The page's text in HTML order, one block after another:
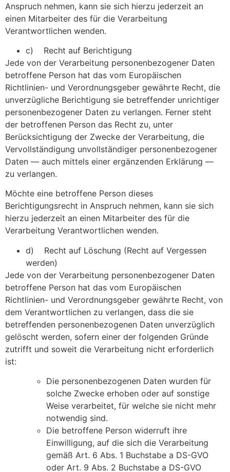
Anspruch nehmen, kann sie sich hierzu jederzeit an
einen Mitarbeiter des für die Verarbeitung
Verantwortlichen wenden.
c) Recht auf Berichtigung
Jede von der Verarbeitung personenbezogener Daten
betroffene Person hat das vom Europäischen
Richtlinien- und Verordnungsgeber gewährte Recht, die
unverzügliche Berichtigung sie betreffender unrichtiger
personenbezogener Daten zu verlangen. Ferner steht
der betroffenen Person das Recht zu, unter
Berücksichtigung der Zwecke der Verarbeitung, die
Vervollständigung unvollständiger personenbezogener
Daten — auch mittels einer ergänzenden Erklärung —
zu verlangen.
Möchte eine betroffene Person dieses
Berichtigungsrecht in Anspruch nehmen, kann sie sich
hierzu jederzeit an einen Mitarbeiter des für die
Verarbeitung Verantwortlichen wenden.
d) Recht auf Löschung (Recht auf Vergessen
werden)
Jede von der Verarbeitung personenbezogener Daten
betroffene Person hat das vom Europäischen
Richtlinien- und Verordnungsgeber gewährte Recht, von
dem Verantwortlichen zu verlangen, dass die sie
betreffenden personenbezogenen Daten unverzüglich
gelöscht werden, sofern einer der folgenden Gründe
zutrifft und soweit die Verarbeitung nicht erforderlich
ist:
Die personenbezogenen Daten wurden für
solche Zwecke erhoben oder auf sonstige
Weise verarbeitet, für welche sie nicht mehr
notwendig sind.
Die betroffene Person widerruft ihre
Einwilligung, auf die sich die Verarbeitung
gemäß Art. 6 Abs. 1 Buchstabe a DS-GVO
oder Art. 9 Abs. 2 Buchstabe a DS-GVO